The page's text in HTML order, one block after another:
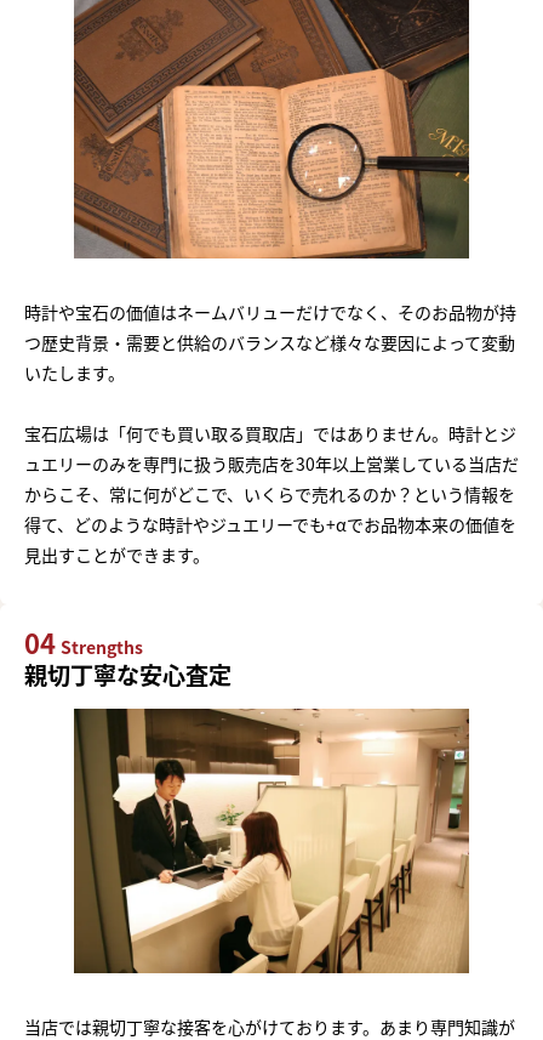
時計や宝石の価値はネームバリューだけでなく、そのお品物が持
つ歴史背景・需要と供給のバランスなど様々な要因によって変動
いたします。
宝石広場は「何でも買い取る買取店」ではありません。時計とジ
ュエリーのみを専門に扱う販売店を30年以上営業している当店だ
からこそ、常に何がどこで、いくらで売れるのか？という情報を
得て、どのような時計やジュエリーでも+αでお品物本来の価値を
見出すことができます。
04 Strengths
親切丁寧な安心査定
当店では親切丁寧な接客を心がけております。あまり専門知識が